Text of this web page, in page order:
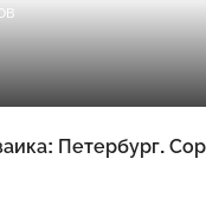
Петербург.